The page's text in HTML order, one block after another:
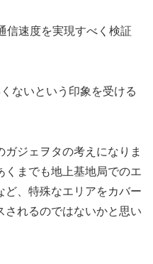
信速度を実現すべく検証
ないという印象を受ける
ジェヲタの考えになりま
くまでも地上基地局でのエ
ど、特殊なエリアをカバー
されるのではないかと思い